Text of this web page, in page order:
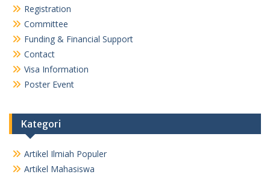
Registration
Committee
Funding & Financial Support
Contact
Visa Information
Poster Event
Kategori
Artikel Ilmiah Populer
Artikel Mahasiswa